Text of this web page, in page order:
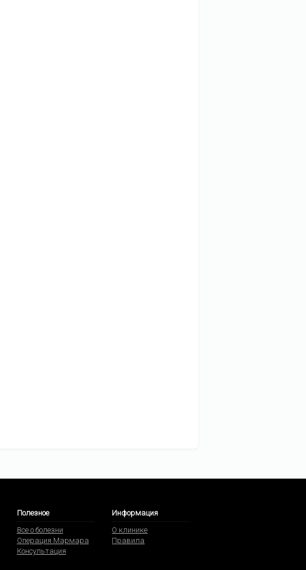
Полезное
Все о болезни
Операция Мармара
Консультация
Информация
О клинике
Правила